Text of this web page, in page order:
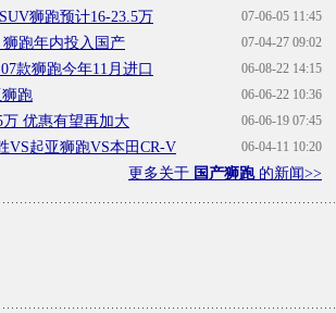
07-06-05 11:45
狮跑预计16-23.5万
07-04-27 09:02
跑年内投入国产
06-08-22 14:15
款狮跑今年11月进口
06-06-22 10:36
跑
06-06-19 07:45
优惠有望再加大
06-04-11 10:20
VS起亚狮跑VS本田CR-V
更多关于 国产狮跑的新闻>>